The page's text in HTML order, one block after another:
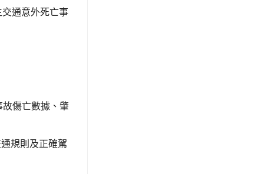
通意外死亡事
傷亡數據、肇
規則及正確駕